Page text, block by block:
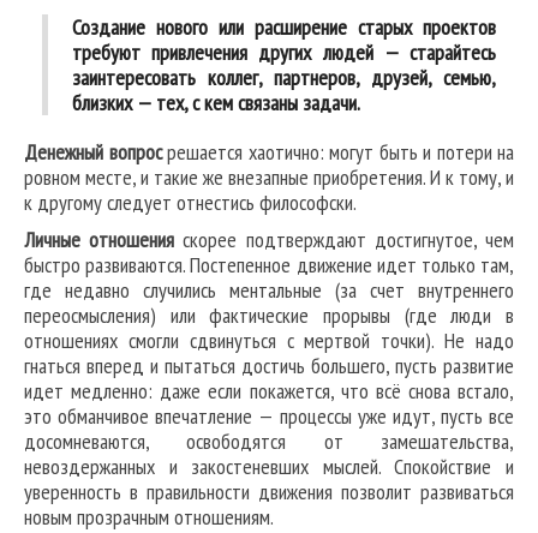
Создание нового или расширение старых проектов
требуют привлечения других людей — старайтесь
заинтересовать коллег, партнеров, друзей, семью,
близких — тех, с кем связаны задачи.
Денежный вопросрешается хаотично: могут быть и потери на
ровном месте, и такие же внезапные приобретения. И к тому, и
к другому следует отнестись философски.
Личные отношения скорее подтверждают достигнутое, чем
быстро развиваются. Постепенное движение идет только там,
где недавно случились ментальные (за счет внутреннего
переосмысления) или фактические прорывы (где люди в
отношениях смогли сдвинуться с мертвой точки). Не надо
гнаться вперед и пытаться достичь большего, пусть развитие
идет медленно: даже если покажется, что всё снова встало,
это обманчивое впечатление — процессы уже идут, пусть все
досомневаются, освободятся от замешательства,
невоздержанных и закостеневших мыслей. Спокойствие и
уверенность в правильности движения позволит развиваться
новым прозрачным отношениям.